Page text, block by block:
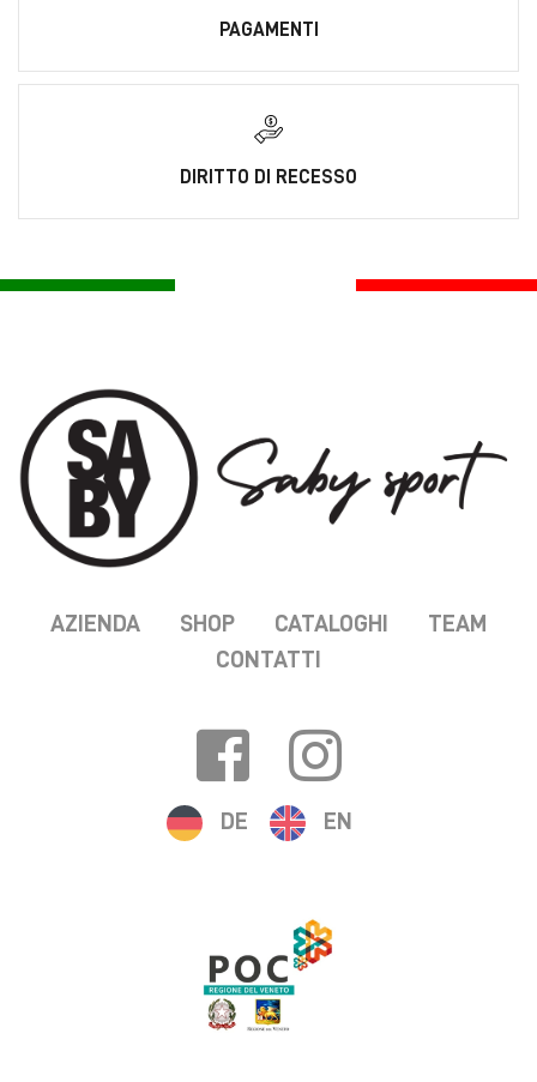
PAGAMENTI
DIRITTO DI RECESSO
AZIENDA SHOP CATALOGHI
TEAM
CONTATTI
DE EN